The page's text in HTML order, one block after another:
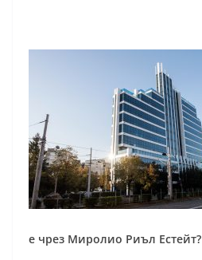
е чрез Миролио Риъл Естейт?